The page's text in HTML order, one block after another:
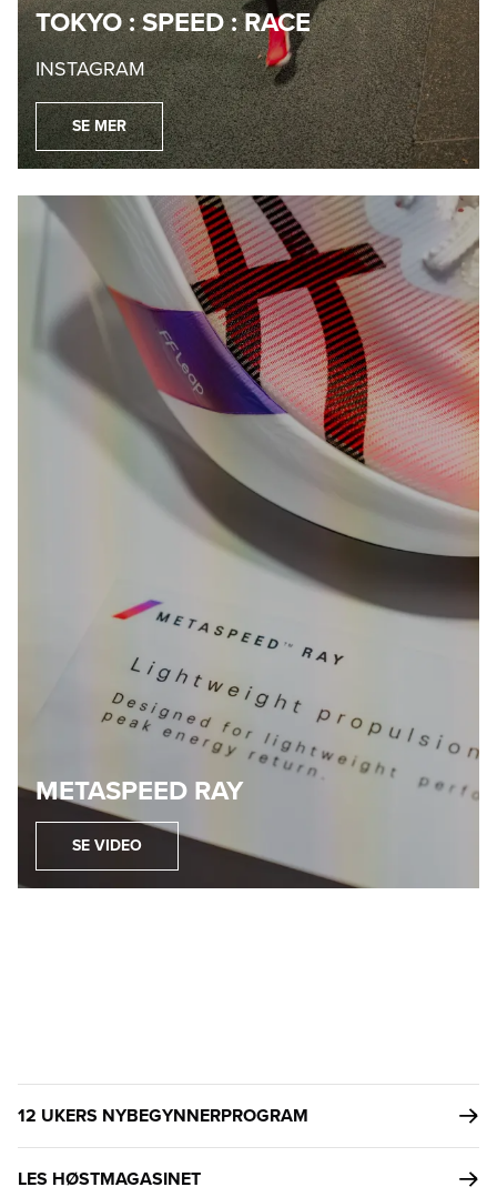
TOKYO : SPEED : RACE
INSTAGRAM
SE MER
METASPEED RAY
SE VIDEO
12 UKERS NYBEGYNNERPROGRAM
LES HØSTMAGASINET